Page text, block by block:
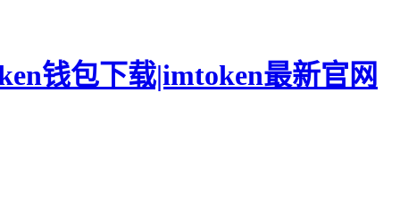
钱包下载|imtoken最新官网